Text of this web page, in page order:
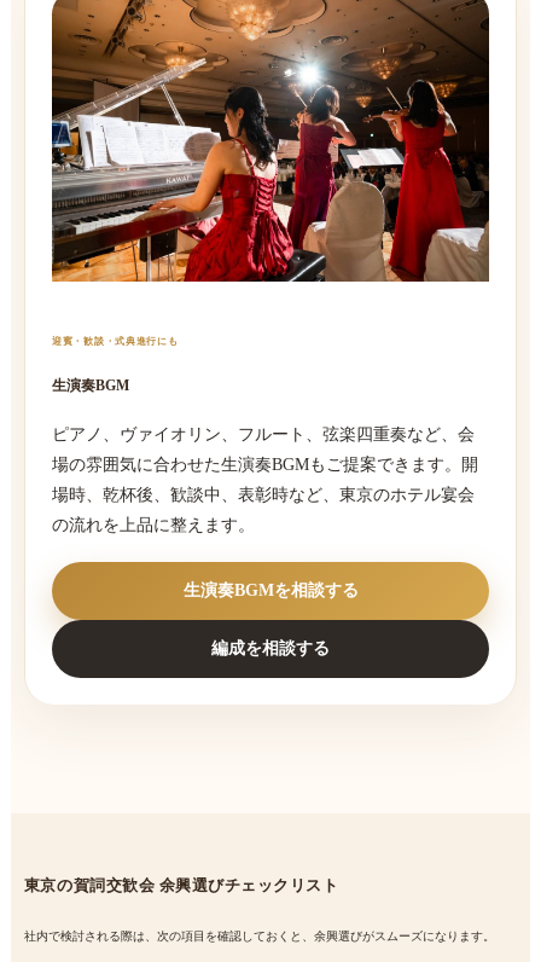
迎賓・歓談・式典進行にも
生演奏BGM
ピアノ、ヴァイオリン、フルート、弦楽四重奏など、会
場の雰囲気に合わせた生演奏BGMもご提案できます。開
場時、乾杯後、歓談中、表彰時など、東京のホテル宴会
の流れを上品に整えます。
生演奏BGMを相談する
編成を相談する
東京の賀詞交歓会 余興選びチェックリスト
社内で検討される際は、次の項目を確認しておくと、余興選びがスムーズになります。